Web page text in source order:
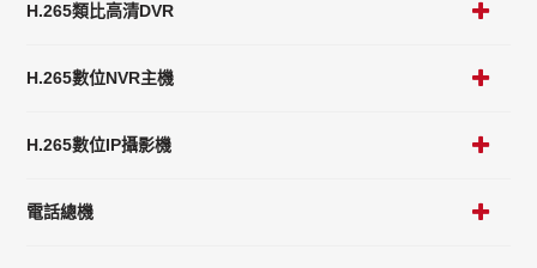
H.265類比高清DVR
H.265數位NVR主機
H.265數位IP攝影機
電話總機